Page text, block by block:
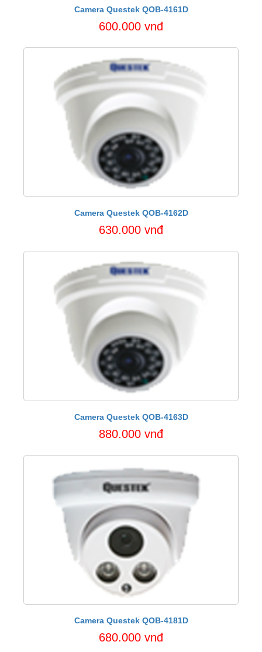
Camera Questek QOB-4161D
600.000 vnđ
Camera Questek QOB-4162D
630.000 vnđ
Camera Questek QOB-4163D
880.000 vnđ
Camera Questek QOB-4181D
680.000 vnđ